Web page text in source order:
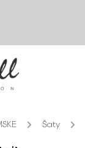
/ Šaty /